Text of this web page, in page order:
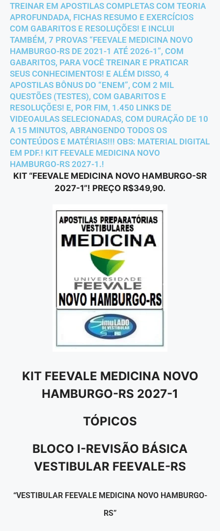
TREINAR EM APOSTILAS COMPLETAS COM TEORIA
APROFUNDADA, FICHAS RESUMO E EXERCÍCIOS
COM GABARITOS E RESOLUÇÕES! E INCLUI
TAMBÉM, 7 PROVAS “FEEVALE MEDICINA NOVO
HAMBURGO-RS DE 2021-1 ATÉ 2026-1”, COM
GABARITOS, PARA VOCÊ TREINAR E PRATICAR
SEUS CONHECIMENTOS! E ALÉM DISSO, 4
APOSTILAS BÔNUS DO “ENEM”, COM 2 MIL
QUESTÕES (TESTES), COM GABARITOS E
RESOLUÇÕES! E, POR FIM, 1.450 LINKS DE
VIDEOAULAS SELECIONADAS, COM DURAÇÃO DE 10
A 15 MINUTOS, ABRANGENDO TODOS OS
CONTEÚDOS E MATÉRIAS!!! OBS: MATERIAL DIGITAL
EM PDF.! KIT FEEVALE MEDICINA NOVO
HAMBURGO-RS 2027-1.!
KIT “FEEVALE MEDICINA NOVO HAMBURGO-SR
2027-1”! PREÇO R$349,90.
KIT FEEVALE MEDICINA NOVO
HAMBURGO-RS 2027-1
TÓPICOS
BLOCO I-REVISÃO BÁSICA
VESTIBULAR FEEVALE-RS
“VESTIBULAR FEEVALE MEDICINA NOVO HAMBURGO-
RS”